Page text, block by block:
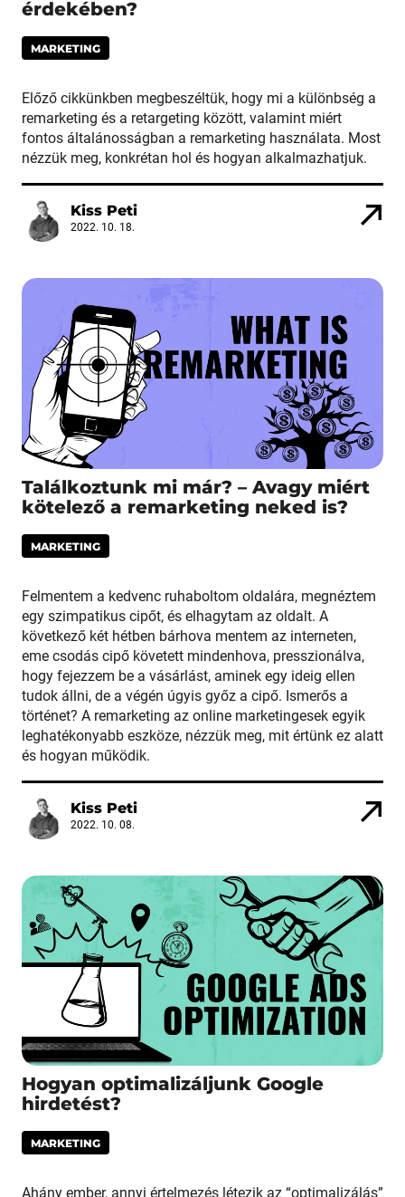
érdekében?
MARKETING
Előző cikkünkben megbeszéltük, hogy mi a különbség a
remarketing és a retargeting között, valamint miért
fontos általánosságban a remarketing használata. Most
nézzük meg, konkrétan hol és hogyan alkalmazhatjuk.
Kiss Peti
2022. 10. 18.
Találkoztunk mi már? – Avagy miért
kötelező a remarketing neked is?
MARKETING
Felmentem a kedvenc ruhaboltom oldalára, megnéztem
egy szimpatikus cipőt, és elhagytam az oldalt. A
következő két hétben bárhova mentem az interneten,
eme csodás cipő követett mindenhova, presszionálva,
hogy fejezzem be a vásárlást, aminek egy ideig ellen
tudok állni, de a végén úgyis győz a cipő. Ismerős a
történet? A remarketing az online marketingesek egyik
leghatékonyabb eszköze, nézzük meg, mit értünk ez alatt
és hogyan működik.
Kiss Peti
2022. 10. 08.
Hogyan optimalizáljunk Google
hirdetést?
MARKETING
Ahány ember, annyi értelmezés létezik az “optimalizálás”